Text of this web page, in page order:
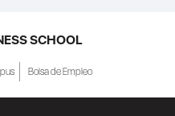
SCHOOL
Bolsa de Empleo